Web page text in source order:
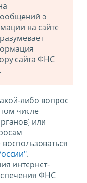
о
на сайте
сайта ФНС
либо вопрос
числе
или
.
интернет-
ФНС